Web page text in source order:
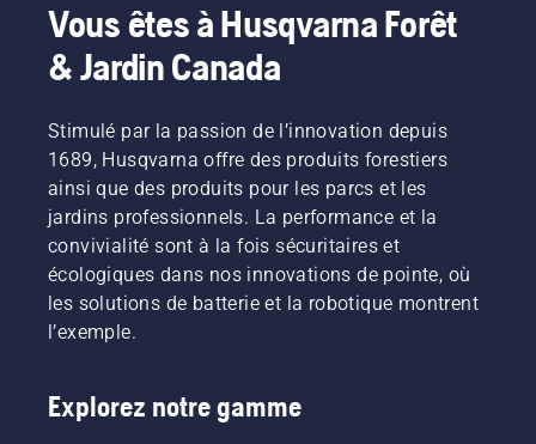
Vous êtes à Husqvarna Forêt
& Jardin Canada
Stimulé par la passion de l’innovation depuis
1689, Husqvarna offre des produits forestiers
ainsi que des produits pour les parcs et les
jardins professionnels. La performance et la
convivialité sont à la fois sécuritaires et
écologiques dans nos innovations de pointe, où
les solutions de batterie et la robotique montrent
l’exemple.
Explorez notre gamme